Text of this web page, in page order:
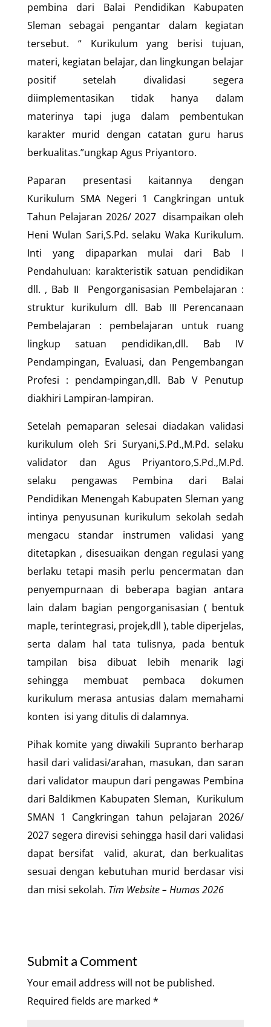
pembina dari Balai Pendidikan Kabupaten
Sleman sebagai pengantar dalam kegiatan
tersebut. “ Kurikulum yang berisi tujuan,
materi, kegiatan belajar, dan lingkungan belajar
positif setelah divalidasi segera
diimplementasikan tidak hanya dalam
materinya tapi juga dalam pembentukan
karakter murid dengan catatan guru harus
berkualitas.”ungkap Agus Priyantoro.
Paparan presentasi kaitannya dengan
Kurikulum SMA Negeri 1 Cangkringan untuk
Tahun Pelajaran 2026/ 2027 disampaikan oleh
Heni Wulan Sari,S.Pd. selaku Waka Kurikulum.
Inti yang dipaparkan mulai dari Bab I
Pendahuluan: karakteristik satuan pendidikan
dll. , Bab II Pengorganisasian Pembelajaran :
struktur kurikulum dll. Bab III Perencanaan
Pembelajaran : pembelajaran untuk ruang
lingkup satuan pendidikan,dll. Bab IV
Pendampingan, Evaluasi, dan Pengembangan
Profesi : pendampingan,dll. Bab V Penutup
diakhiri Lampiran-lampiran.
Setelah pemaparan selesai diadakan validasi
kurikulum oleh Sri Suryani,S.Pd.,M.Pd. selaku
validator dan Agus Priyantoro,S.Pd.,M.Pd.
selaku pengawas Pembina dari Balai
Pendidikan Menengah Kabupaten Sleman yang
intinya penyusunan kurikulum sekolah sedah
mengacu standar instrumen validasi yang
ditetapkan , disesuaikan dengan regulasi yang
berlaku tetapi masih perlu pencermatan dan
penyempurnaan di beberapa bagian antara
lain dalam bagian pengorganisasian ( bentuk
maple, terintegrasi, projek,dll ), table diperjelas,
serta dalam hal tata tulisnya, pada bentuk
tampilan bisa dibuat lebih menarik lagi
sehingga membuat pembaca dokumen
kurikulum merasa antusias dalam memahami
konten isi yang ditulis di dalamnya.
Pihak komite yang diwakili Supranto berharap
hasil dari validasi/arahan, masukan, dan saran
dari validator maupun dari pengawas Pembina
dari Baldikmen Kabupaten Sleman, Kurikulum
SMAN 1 Cangkringan tahun pelajaran 2026/
2027 segera direvisi sehingga hasil dari validasi
dapat bersifat valid, akurat, dan berkualitas
sesuai dengan kebutuhan murid berdasar visi
dan misi sekolah. Tim Website – Humas 2026
Submit a Comment
Your email address will not be published.
Required fields are marked *